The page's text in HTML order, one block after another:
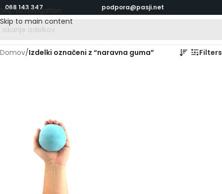
Skip to navigation
Skip to main content
068 143 347 podpora@pasji.net
Domov/Izdelki označeni z “naravna guma” Filters